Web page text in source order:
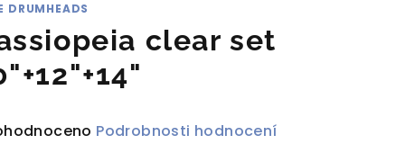
DRUMHEADS
clear set
Podrobnosti hodnocení